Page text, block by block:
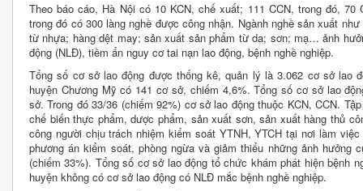
Theo báo cáo, Hà Nội có 10 KCN, chế xuất; 111 CCN, trong đó, 70
trong đó có 300 làng nghề được công nhận. Ngành nghề sản xuất
từ nhựa; hàng dệt may; sản xuất sản phẩm từ da; sơn; mạ… ảnh
động (NLĐ), tiềm ẩn nguy cơ tai nạn lao động, bệnh nghề nghiệp.
Tổng số cơ sở lao động được thống kê, quản lý là 3.062 cơ sở lao
huyện Chương Mỹ có 141 cơ sở, chiếm 4,6%. Tổng số cơ sở lao
sở. Trong đó 33/36 (chiếm 92%) cơ sở lao động thuộc KCN, CCN.
chế biến thực phẩm, dược phẩm, sản xuất sơn, sản xuất hàng thủ
công người chịu trách nhiệm kiểm soát YTNH, YTCH tại nơi làm
phương án kiểm soát, phòng ngừa và giảm thiểu những ảnh hưởng
(chiếm 33%). Tổng số cơ sở lao động tổ chức khám phát hiện bệnh
huyện không có cơ sở lao động có NLĐ mắc bệnh nghề nghiệp.